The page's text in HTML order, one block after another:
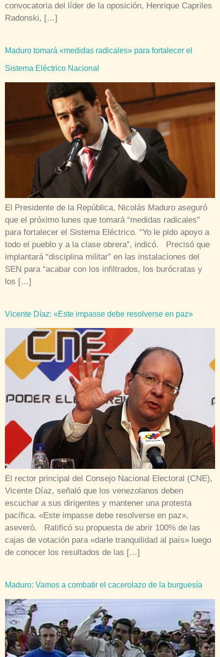
convocatoria del líder de la oposición, Henrique Capriles
Radonski, […]
Maduro tomará «medidas radicales» para fortalecer el
Sistema Eléctrico Nacional
El Presidente de la República, Nicolás Maduro aseguró
que el próximo lunes que tomará “medidas radicales”
para fortalecer el Sistema Eléctrico. “Yo le pido apoyo a
todo el pueblo y a la clase obrera”, indicó. Precisó que
implantará “disciplina militar” en las instalaciones del
SEN para “acabar con los infiltrados, los burócratas y
los […]
Vicente Díaz: «Este impasse debe resolverse en paz»
El rector principal del Consejo Nacional Electoral (CNE),
Vicente Díaz, señaló que los venezolanos deben
escuchar a sus dirigentes y mantener una protesta
pacífica. «Este impasse debe resolverse en paz»,
aseveró. Ratificó su propuesta de abrir 100% de las
cajas de votación para «darle tranquilidad al país» luego
de conocer los resultados de las […]
Maduro: Vamos a combatir el cacerolazo de la burguesía